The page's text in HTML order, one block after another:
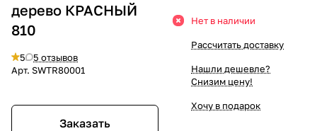
дерево КРАСНЫЙ
810
5
5 отзывов
Арт. SWTR80001
Заказать
Нет в наличии
Рассчитать доставку
Нашли дешевле?
Снизим цену!
Хочу в подарок